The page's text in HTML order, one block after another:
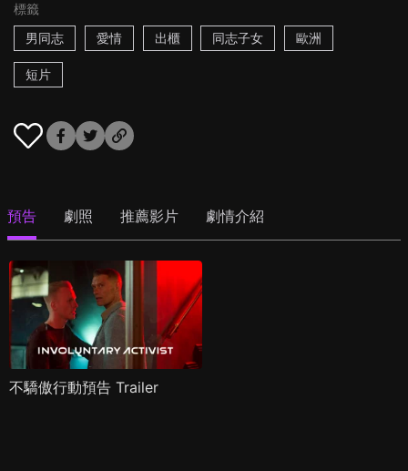
標籤
男同志
愛情 出櫃 同志子女 歐洲
短片
預告 劇照 推薦影片 劇情介紹
不驕傲行動預告 Trailer